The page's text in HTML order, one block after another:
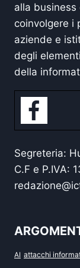
alla business
coinvolgere i
aziende e
degli
della
Segreteria:
C.F e P.IVA:
AI attacchi